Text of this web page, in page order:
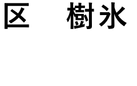
区 樹